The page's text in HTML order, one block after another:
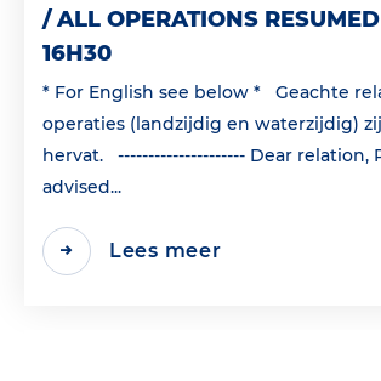
/ ALL OPERATIONS
16H30
* For English see below * Geachte
operaties (landzijdig en waterzijdig)
hervat. --------------------- Dear relation,
advised...
Lees meer